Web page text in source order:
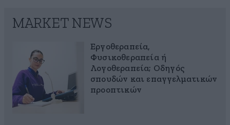
MARKET NEWS
Εργοθεραπεία,
Φυσικοθεραπεία ή
Λογοθεραπεία; Οδηγός
σπουδών και επαγγελματικών
προοπτικών